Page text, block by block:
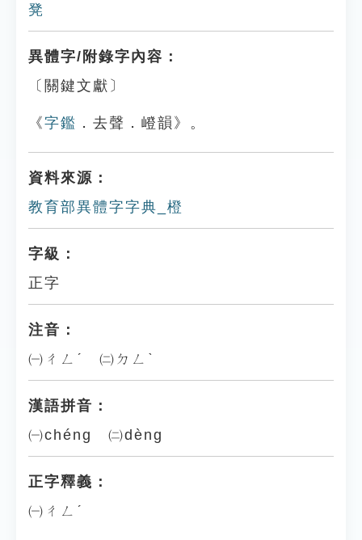
凳
異體字/附錄字內容：
〔關鍵文獻〕
《字鑑 ．去聲．嶝韻》。
資料來源：
教育部異體字字典_橙
字級：
正字
注音：
㈠ㄔㄥˊ ㈡ㄉㄥˋ
漢語拼音：
㈠chéng ㈡dèng
正字釋義：
㈠ㄔㄥˊ